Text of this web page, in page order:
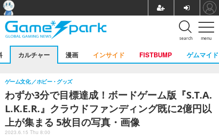
menu
search
カルチャー 漫画 インサイド FISTBUMP ゲムマイド
わずか3分で目標達成！ボードゲーム版『S.T.A.
L.K.E.R.』クラウドファンディング既に2億円以
上が集まる 5枚目の写真・画像
ゲーム文化 ホビー・グッズ
2023.6.15 Thu 8:00